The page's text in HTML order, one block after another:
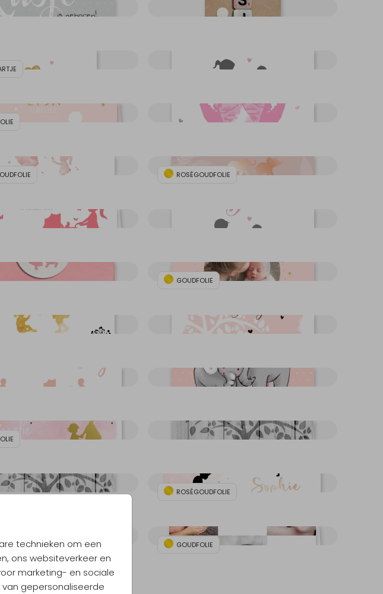
technieken om een
ons websiteverkeer en
marketing- en sociale
gepersonaliseerde
ROSÉGOUDFOLIE
GOUDFOLIE
ROSÉGOUDFOLIE
GOUDFOLIE